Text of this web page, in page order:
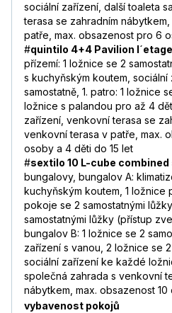
sociální zařízení, další toaleta
terasa se zahradním
patře, max. obsazenost pro 6
#quintilo 4+4 Pavilion l´etage
přízemí: 1 ložnice se 2
s kuchyňským koutem, sociální
samostatně, 1. patro: 1 ložnice
ložnice s palandou pro až 4
zařízení, venkovní terasa se
venkovní terasa v patře, max.
osoby a 4 děti do 15 let
#sextilo 10 L-cube combined
bungalovy, bungalov A:
kuchyňským koutem, 1 ložnice
pokoje se 2 samostatnými
samostatnými lůžky (přístup
bungalov B: 1 ložnice se 2
zařízení s vanou, 2 ložnice se
sociální zařízení ke každé
společná zahrada s venkovní
nábytkem, max. obsazenost 10
vybavenost pokojů